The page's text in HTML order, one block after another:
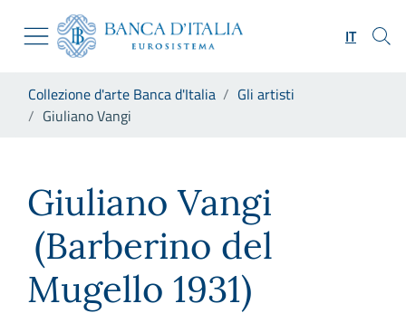
Skip to Main Content
Vai al sito istituzionale
Vai al menu di navigazione
Vai alla ricerca
Vai al footer
IT
Collezione d'arte Banca d'Italia
Gli artisti
Giuliano Vangi
Giuliano Vangi
(Barberino del
Mugello 1931)